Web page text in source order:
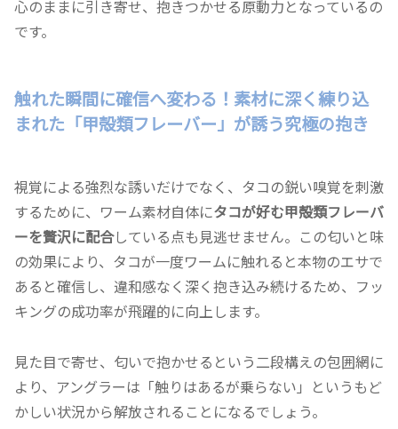
心のままに引き寄せ、抱きつかせる原動力となっているの
です。
触れた瞬間に確信へ変わる！素材に深く練り込
まれた「甲殻類フレーバー」が誘う究極の抱き
視覚による強烈な誘いだけでなく、タコの鋭い嗅覚を刺激
するために、ワーム素材自体にタコが好む甲殻類フレーバ
ーを贅沢に配合している点も見逃せません。この匂いと味
の効果により、タコが一度ワームに触れると本物のエサで
あると確信し、違和感なく深く抱き込み続けるため、フッ
キングの成功率が飛躍的に向上します。
見た目で寄せ、匂いで抱かせるという二段構えの包囲網に
より、アングラーは「触りはあるが乗らない」というもど
かしい状況から解放されることになるでしょう。